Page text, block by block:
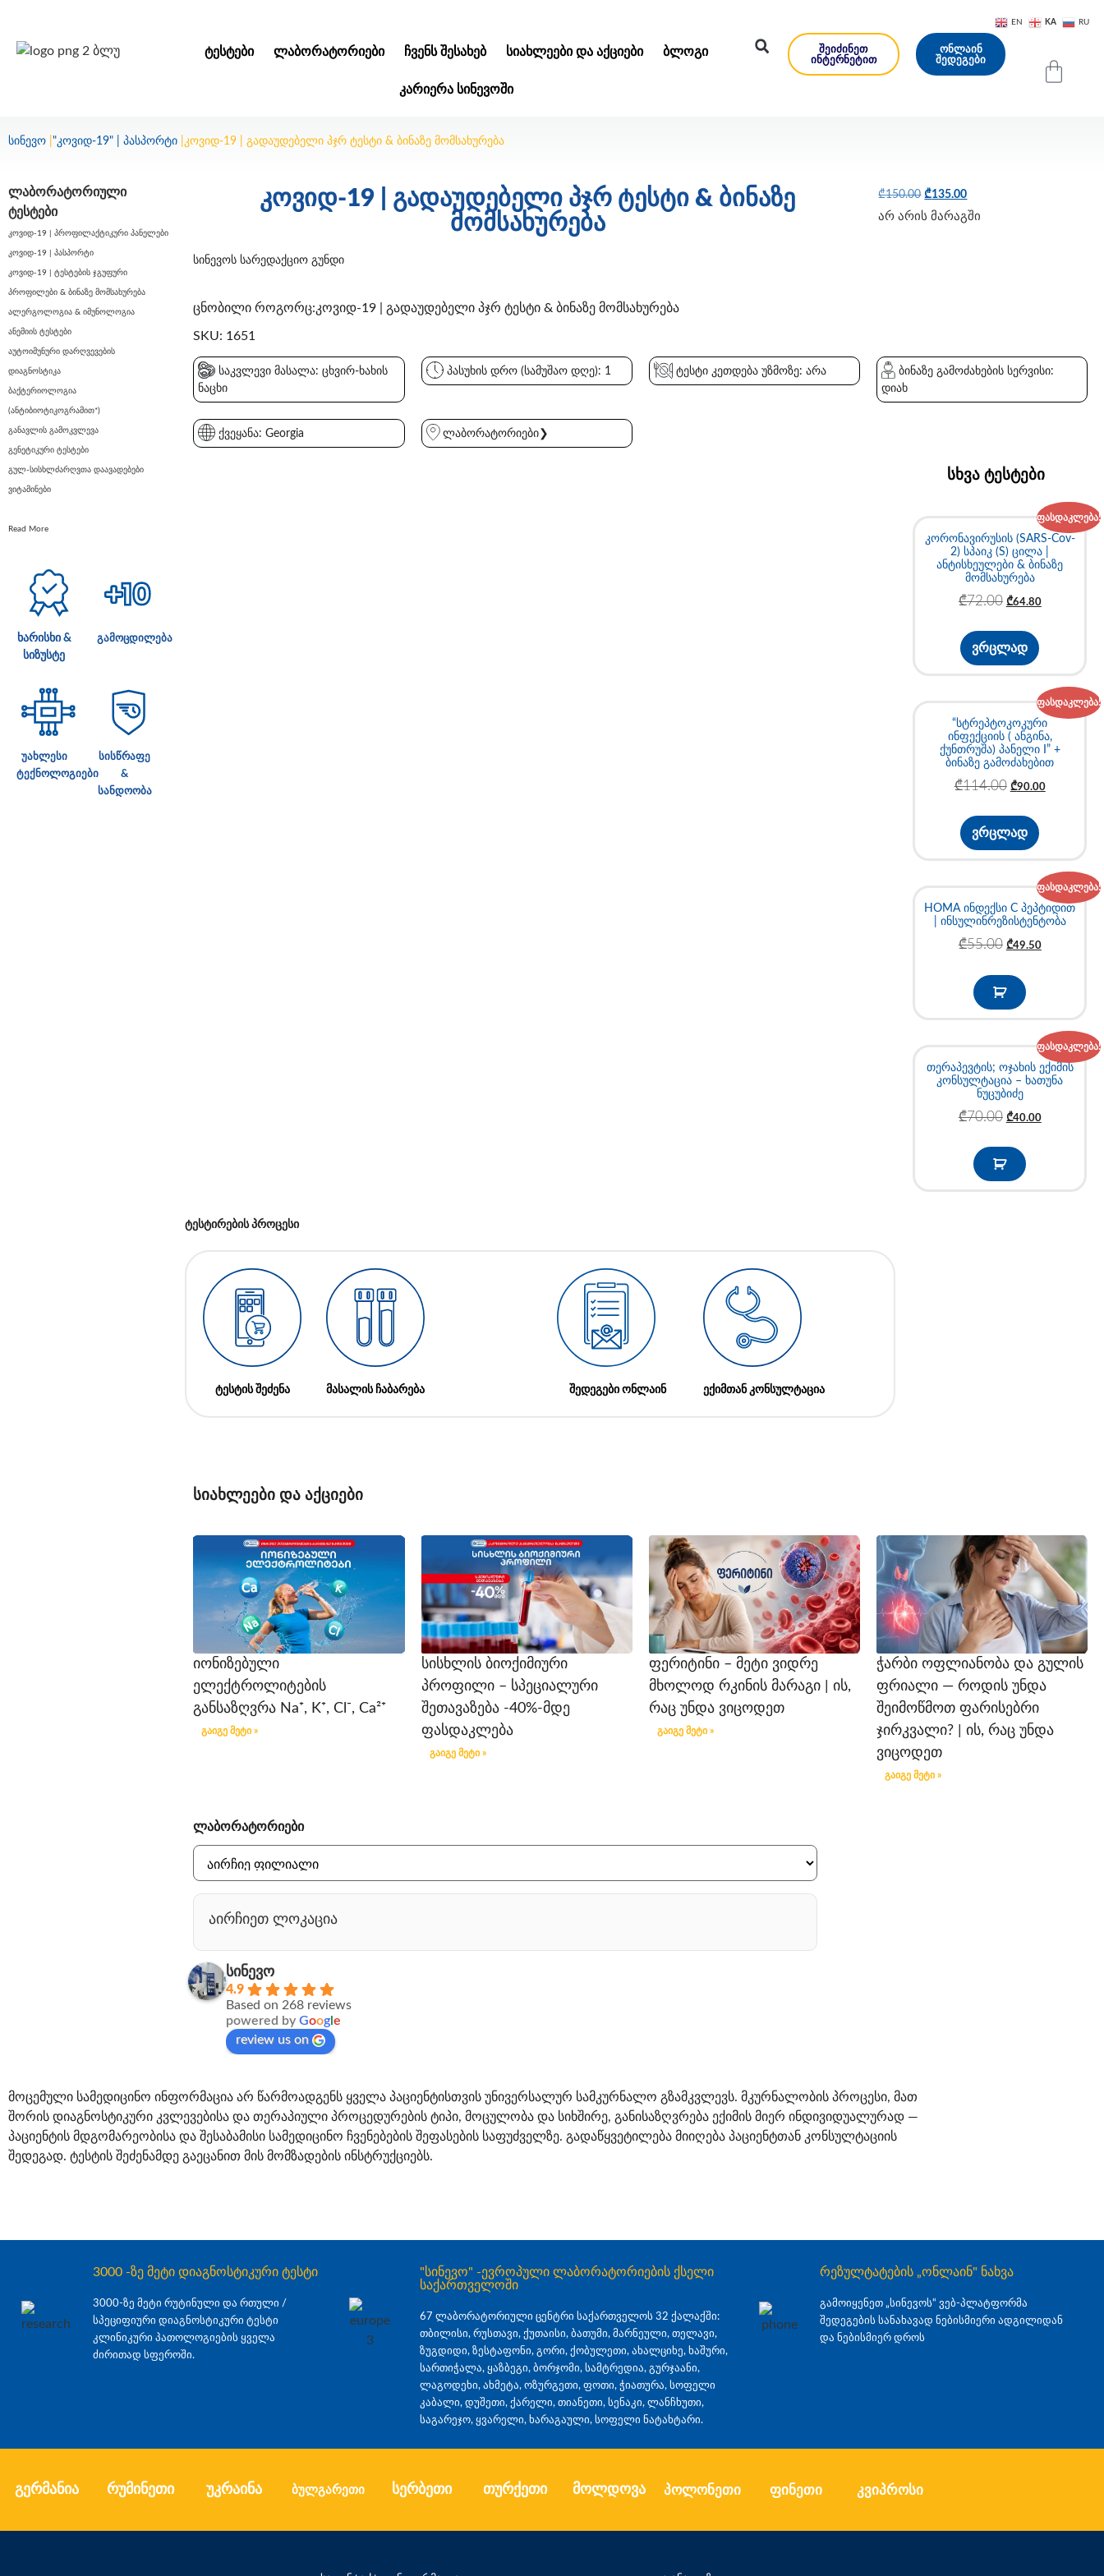
ᲢᲔᲡᲢᲔᲑᲘ ᲚᲐᲑᲝᲠᲐᲢᲝᲠᲘᲔᲑᲘ ᲩᲕᲔᲜᲡ ᲨᲔᲡᲐᲮᲔᲑ ᲡᲘᲐᲮᲚᲔᲔᲑᲘ ᲓᲐ ᲐᲥᲪᲘᲔᲑᲘ ᲑᲚᲝᲒᲘ
ᲙᲐᲠᲘᲔᲠᲐ ᲡᲘᲜᲔᲕᲝᲨᲘ
ᲨᲔᲘᲫᲘᲜᲔᲗ
ᲘᲜᲢᲔᲠᲜᲔᲢᲘᲗ
ᲝᲜᲚᲐᲘᲜ
ᲨᲔᲓᲔᲒᲔᲑᲘ
სინევო "კოვიდ-19" | პასპორტი კოვიდ-19 | გადაუდებელი პჯრ ტესტი & ბინაზე მომსახურება
ლაბორატორიული
ტესტები
კოვიდ-19 | პროფილაქტიკური პანელები
კოვიდ-19 | პასპორტი
კოვიდ-19 | ტესტების ჯგუფური
პროფილები & ბინაზე მომსახურება
ალერგოლოგია & იმუნოლოგია
ანემიის ტესტები
აუტოიმუნური დარღვევების
დიაგნოსტიკა
ბაქტერიოლოგია
(ანტიბიოტიკოგრამით*)
განავლის გამოკვლევა
გენეტიკური ტესტები
გულ-სისხლძარღვთა დაავადებები
ვიტამინები
Read More
ხარისხი &
სიზუსტე
გამოცდილება
უახლესი
ტექნოლოგიები
სისწრაფე
&
სანდოობა
კოვიდ-19 | გადაუდებელი პჯრ ტესტი & ბინაზე
მომსახურება
სინევოს სარედაქციო გუნდი
ცნობილი როგორც:კოვიდ-19 | გადაუდებელი პჯრ ტესტი & ბინაზე მომსახურება
SKU: 1651
₾150.00 ₾135.00
არ არის მარაგში
საკვლევი მასალა: ცხვირ-ხახის
ნაცხი
პასუხის დრო (სამუშაო დღე): 1 ტესტი კეთდება უზმოზე: არა
ბინაზე გამოძახების სერვისი:
დიახ
ქვეყანა: Georgia ლაბორატორიები❯
სხვა ტესტები
ფასდაკლება!
კორონავირუსის (SARS-Cov-
2) სპაიკ (S) ცილა |
ანტისხეულები & ბინაზე
მომსახურება
₾72.00 ₾64.80
ვრცლად
ფასდაკლება!
“სტრეპტოკოკური
ინფექციის ( ანგინა,
ქუნთრუშა) პანელი I” +
ბინაზე გამოძახებით
₾114.00 ₾90.00
ვრცლად
ფასდაკლება!
HOMA ინდექსი C პეპტიდით
| ინსულინრეზისტენტობა
₾55.00 ₾49.50
ფასდაკლება!
თერაპევტის; ოჯახის ექიმის
კონსულტაცია – ხათუნა
ნუცუბიძე
₾70.00 ₾40.00
ტესტირების პროცესი
ტესტის შეძენა მასალის ჩაბარება შედეგები ონლაინ ექიმთან კონსულტაცია
სიახლეები და აქციები
იონიზებული
ელექტროლიტების
განსაზღვრა Na⁺, K⁺, Cl⁻, Ca²⁺
გაიგე მეტი »
სისხლის ბიოქიმიური
პროფილი – სპეციალური
შეთავაზება -40%-მდე
ფასდაკლება
გაიგე მეტი »
ფერიტინი – მეტი ვიდრე
მხოლოდ რკინის მარაგი | ის,
რაც უნდა ვიცოდეთ
გაიგე მეტი »
ჭარბი ოფლიანობა და გულის
ფრიალი — როდის უნდა
შეიმოწმოთ ფარისებრი
ჯირკვალი? | ის, რაც უნდა
ვიცოდეთ
გაიგე მეტი »
ლაბორატორიები
აირჩიეთ ლოკაცია
სინევო
4.9
Based on 268 reviews
powered byGoog le
review us on
მოცემული სამედიცინო ინფორმაცია არ წარმოადგენს ყველა პაციენტისთვის უნივერსალურ სამკურნალო გზამკვლევს. მკურნალობის პროცესი, მათ
შორის დიაგნოსტიკური კვლევებისა და თერაპიული პროცედურების ტიპი, მოცულობა და სიხშირე, განისაზღვრება ექიმის მიერ ინდივიდუალურად —
პაციენტის მდგომარეობისა და შესაბამისი სამედიცინო ჩვენებების შეფასების საფუძველზე. გადაწყვეტილება მიიღება პაციენტთან კონსულტაციის
შედეგად. ტესტის შეძენამდე გაეცანით მის მომზადების ინსტრუქციებს.
3000 -ზე მეტი დიაგნოსტიკური ტესტი
3000-ზე მეტი რუტინული და რთული /
სპეციფიური დიაგნოსტიკური ტესტი
კლინიკური პათოლოგიების ყველა
ძირითად სფეროში.
"სინევო" -ევროპული ლაბორატორიების ქსელი
საქართველოში
67 ლაბორატორიული ცენტრი საქართველოს 32 ქალაქში:
თბილისი, რუსთავი, ქუთაისი, ბათუმი, მარნეული, თელავი,
ზუგდიდი, ზესტაფონი, გორი, ქობულეთი, ახალციხე, ხაშური,
სართიჭალა, ყაზბეგი, ბორჯომი, სამტრედია, გურჯაანი,
ლაგოდეხი, ახმეტა, ოზურგეთი, ფოთი, ჭიათურა, სოფელი
კაბალი, დუშეთი, ქარელი, თიანეთი, სენაკი, ლანჩხუთი,
საგარეჯო, ყვარელი, ხარაგაული, სოფელი ნატახტარი.
რეზულტატების „ონლაინ" ნახვა
გამოიყენეთ „სინევოს“ ვებ-პლატფორმა
შედეგების სანახავად ნებისმიერი ადგილიდან
და ნებისმიერ დროს
გერმანია რუმინეთი უკრაინა ბულგარეთი სერბეთი თურქეთი მოლდოვა პოლონეთი ფინეთი კვიპროსი
EN KA RU